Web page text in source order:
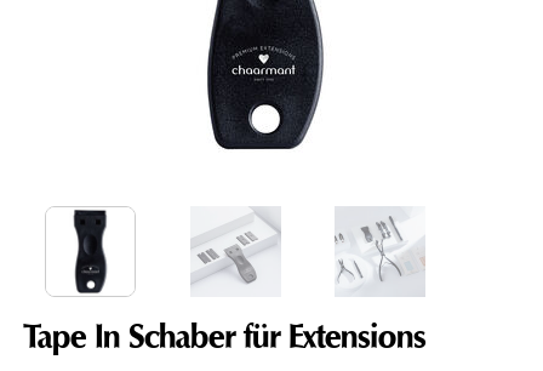
Tape In Schaber für Extensions